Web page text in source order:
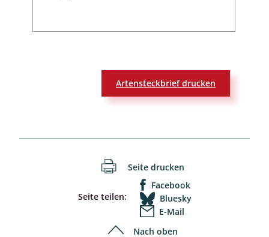
Artensteckbrief drucken
Seite drucken
Seite teilen:
Facebook
Bluesky
E-Mail
Nach oben